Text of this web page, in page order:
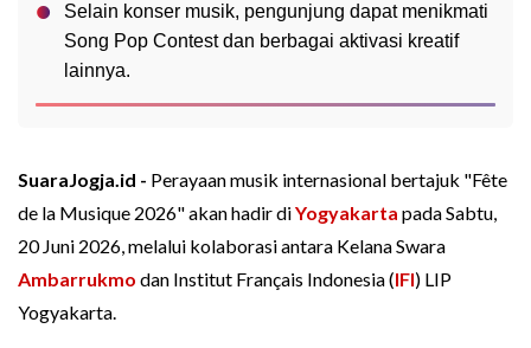
Selain konser musik, pengunjung dapat menikmati
Song Pop Contest dan berbagai aktivasi kreatif
lainnya.
SuaraJogja.id - Perayaan musik internasional bertajuk "Fête
de la Musique 2026" akan hadir diYogyakarta pada Sabtu,
20 Juni 2026, melalui kolaborasi antara Kelana Swara
Ambarrukmo dan Institut Français Indonesia (IFI) LIP
Yogyakarta.